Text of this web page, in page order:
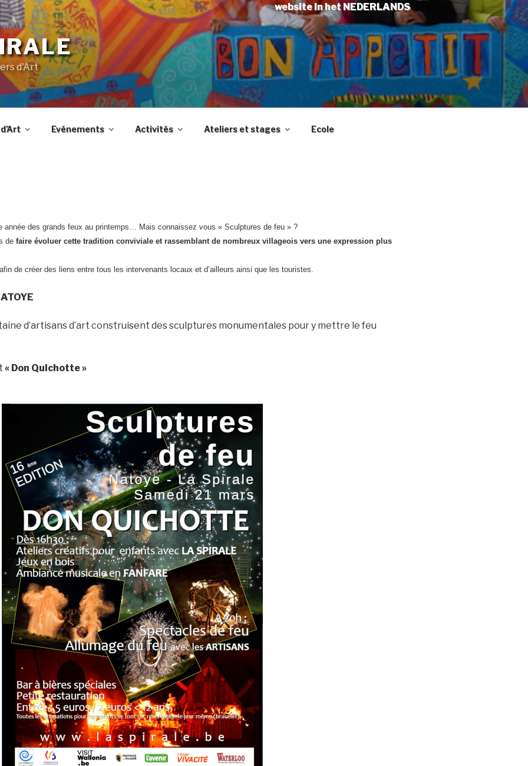
website in het NEDERLANDS
d'Art
Evénements Activités Ateliers et stages Ecole
année des grands feux au printemps… Mais connaissez vous « Sculptures de feu » ?
de faire évoluer cette tradition conviviale et rassemblant de nombreux villageois vers une expression plus
de créer des liens entre tous les intervenants locaux et d’ailleurs ainsi que les touristes.
d’artisans d’art construisent des sculptures monumentales pour y mettre le feu
« Don Quichotte »